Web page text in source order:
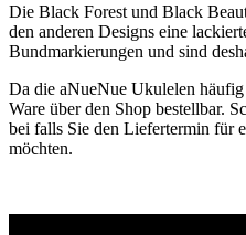
Die Black Forest und Black
den anderen Designs eine
Bundmarkierungen und sind
Da die aNueNue Ukulelen
Ware über den Shop bestellbar.
bei falls Sie den Liefertermin für
möchten.